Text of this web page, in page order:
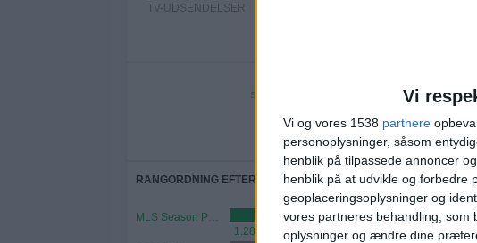
Vi
Vi og vores 1538 partnere
personoplysninger, såsom
henblik på tilpassede annoncer
henblik på at udvikle og forbedre
geoplaceringsoplysninger og
vores partneres behandling, som
oplysninger og ændre dine
TV-UDSENDELSER
SIDSTE GRATIS KAMP
-
- por
RANGORDNING EFTER KANALER
MLS Season Pass
1.285 (80,01%)